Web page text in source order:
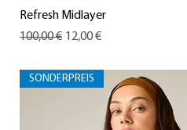
Refresh Midlayer
Standardpreis
100,00 € Sale-Preis
12,00 €
SONDERPREIS